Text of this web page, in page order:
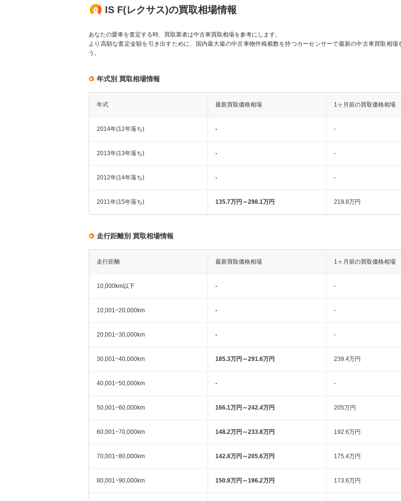
IS F(レクサス)の買取相場情報
あなたの愛車を査定する時、買取業者は中古車買取相場を参考にします。
より高額な査定金額を引き出すために、国内最大級の中古車物件掲載数を持つカーセンサーで最新の中古車買取相
う。
年式別 買取相場情報
年式 最新買取価格相場 1ヶ月前の買取価格相場
2014年(12年落ち) - -
2013年(13年落ち) - -
2012年(14年落ち) - -
2011年(15年落ち) 135.7万円～298.1万円 219.8万円
走行距離別 買取相場情報
走行距離 最新買取価格相場 1ヶ月前の買取価格相場
10,000km以下 - -
10,001~20,000km - -
20,001~30,000km - -
30,001~40,000km 185.3万円～291.6万円 239.4万円
40,001~50,000km - -
50,001~60,000km 166.1万円～242.4万円 205万円
60,001~70,000km 148.2万円～233.8万円 192.6万円
70,001~80,000km 142.8万円～205.6万円 175.4万円
80,001~90,000km 150.9万円～196.2万円 173.6万円